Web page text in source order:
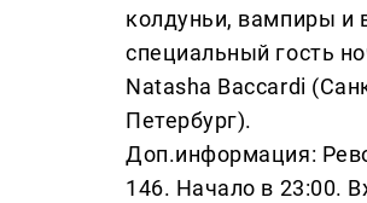
колдуньи, вампиры и
специальный гость
Natasha Baccardi
Петербург).
Доп.информация:
146. Начало в 23:00.